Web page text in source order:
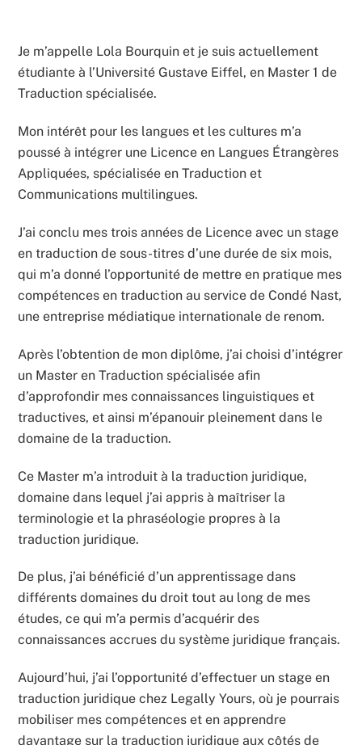
Je m’appelle Lola Bourquin et je suis actuellement
étudiante à l’Université Gustave Eiffel, en Master 1 de
Traduction spécialisée.
Mon intérêt pour les langues et les cultures m’a
poussé à intégrer une Licence en Langues Étrangères
Appliquées, spécialisée en Traduction et
Communications multilingues.
J’ai conclu mes trois années de Licence avec un stage
en traduction de sous-titres d’une durée de six mois,
qui m’a donné l’opportunité de mettre en pratique mes
compétences en traduction au service de Condé Nast,
une entreprise médiatique internationale de renom.
Après l’obtention de mon diplôme, j’ai choisi d’intégrer
un Master en Traduction spécialisée afin
d’approfondir mes connaissances linguistiques et
traductives, et ainsi m’épanouir pleinement dans le
domaine de la traduction.
Ce Master m’a introduit à la traduction juridique,
domaine dans lequel j’ai appris à maîtriser la
terminologie et la phraséologie propres à la
traduction juridique.
De plus, j’ai bénéficié d’un apprentissage dans
différents domaines du droit tout au long de mes
études, ce qui m’a permis d’acquérir des
connaissances accrues du système juridique français.
Aujourd’hui, j’ai l’opportunité d’effectuer un stage en
traduction juridique chez Legally Yours, où je pourrais
mobiliser mes compétences et en apprendre
davantage sur la traduction juridique aux côtés de